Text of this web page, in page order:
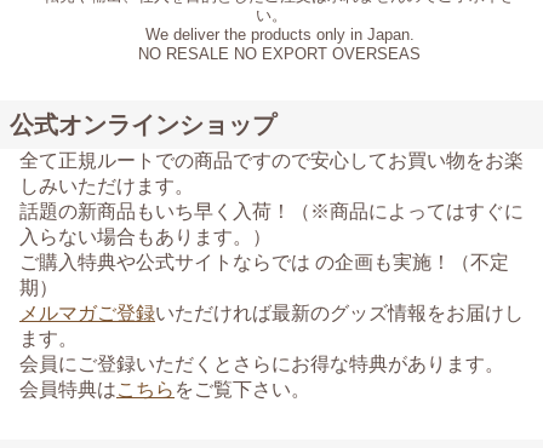
い。
We deliver the products only in Japan.
NO RESALE NO EXPORT OVERSEAS
公式オンラインショップ
全て正規ルートでの商品ですので安心してお買い物をお楽
しみいただけます。
話題の新商品もいち早く入荷！（※商品によってはすぐに
入らない場合もあります。）
ご購入特典や公式サイトならでは の企画も実施！（不定
期）
メルマガご登録いただければ最新のグッズ情報をお届けし
ます。
会員にご登録いただくとさらにお得な特典があります。
会員特典はこちら をご覧下さい。